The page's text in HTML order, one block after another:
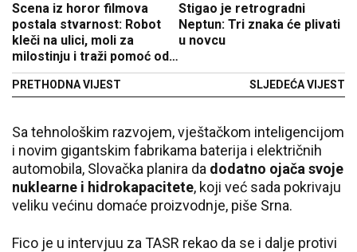
Scena iz horor filmova
postala stvarnost: Robot
kleči na ulici, moli za
milostinju i traži pomoć od
prolaznika
PRETHODNA VIJEST
Stigao je retrogradni
Neptun: Tri znaka će plivati
u novcu
SLJEDEĆA VIJEST
Sa tehnološkim razvojem, vještačkom inteligencijom
i novim gigantskim fabrikama baterija i električnih
automobila, Slovačka planira da dodatno ojača svoje
nuklearne i hidrokapacitete, koji već sada pokrivaju
veliku većinu domaće proizvodnje, piše Srna.
Fico je u intervjuu za TASR rekao da se i dalje protivi